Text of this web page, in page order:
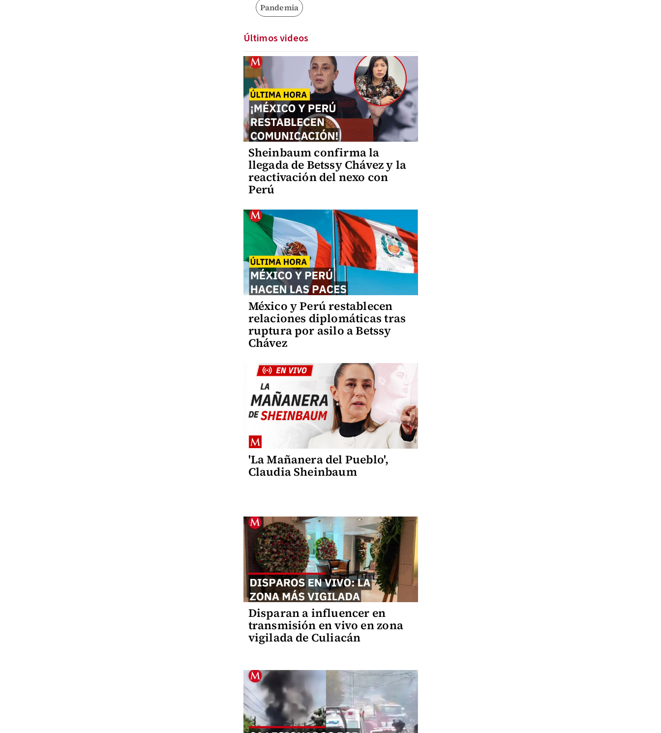
Pandemia
Últimos videos
Sheinbaum confirma la
llegada de Betssy Chávez y la
reactivación del nexo con
Perú
México y Perú restablecen
relaciones diplomáticas tras
ruptura por asilo a Betssy
Chávez
'La Mañanera del Pueblo',
Claudia Sheinbaum
Disparan a influencer en
transmisión en vivo en zona
vigilada de Culiacán